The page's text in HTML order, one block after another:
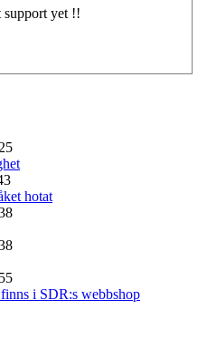
hotat
i SDR:s webbshop